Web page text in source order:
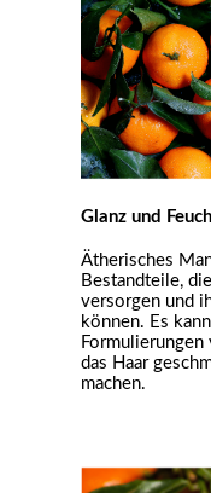
Glanz und
Ätherisches
Bestandteile,
versorgen und
können. Es
das Haar
machen.